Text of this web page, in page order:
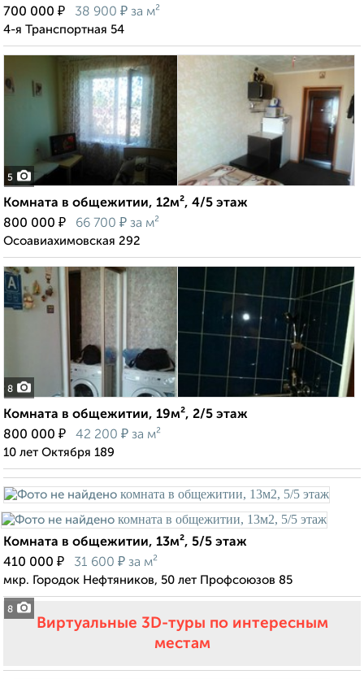
700 000 ₽ 38 900 ₽ за м²
4-я Транспортная 54
5
Комната в общежитии, 12м², 4/5 этаж
800 000 ₽ 66 700 ₽ за м²
Осоавиахимовская 292
8
Комната в общежитии, 19м², 2/5 этаж
800 000 ₽ 42 200 ₽ за м²
10 лет Октября 189
8
Комната в общежитии, 13м², 5/5 этаж
410 000 ₽ 31 600 ₽ за м²
мкр. Городок Нефтяников, 50 лет Профсоюзов 85
Виртуальные 3D-туры по интересным
местам